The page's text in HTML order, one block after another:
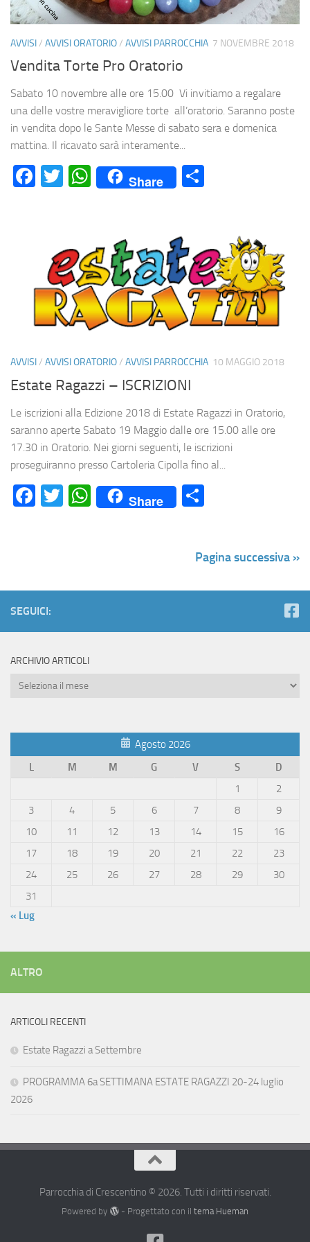
AVVISI/ AVVISI ORATORIO/ AVVISI PARROCCHIA 7 NOVEMBRE 2018
Vendita Torte Pro Oratorio
Sabato 10 novembre alle ore 15.00 Vi invitiamo a regalare
una delle vostre meravigliore torte all’oratorio. Saranno poste
in vendita dopo le Sante Messe di sabato sera e domenica
mattina. Il ricavato sarà interamente...
Facebook
Twitter
WhatsApp
Share
AVVISI/ AVVISI ORATORIO/ AVVISI PARROCCHIA 10 MAGGIO 2018
Estate Ragazzi – ISCRIZIONI
Le iscrizioni alla Edizione 2018 di Estate Ragazzi in Oratorio,
saranno aperte Sabato 19 Maggio dalle ore 15.00 alle ore
17.30 in Oratorio. Nei giorni seguenti, le iscrizioni
proseguiranno presso Cartoleria Cipolla fino al...
Facebook
Twitter
WhatsApp
Share
Pagina successiva »
SEGUICI:
ARCHIVIO ARTICOLI
Archivio
Agosto 2026
L
M M G V S
D
1
2
3
4 5 6 7 8
9
10
11 12 13 14 15
16
17
18 19 20 21 22
23
24
25 26 27 28 29
30
31
« Lug
ALTRO
ARTICOLI RECENTI
Estate Ragazzi a Settembre
PROGRAMMA 6a SETTIMANA ESTATE RAGAZZI 20-24 luglio
2026
Parrocchia di Crescentino © 2026. Tutti i diritti riservati.
Powered by - Progettato con il tema Hueman